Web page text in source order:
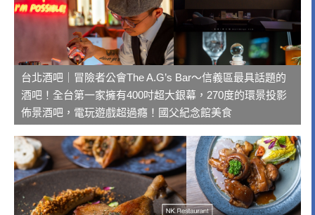
台北酒吧｜冒險者公會The A.G’s Bar～信義區最具話題的
酒吧！全台第一家擁有400吋超大銀幕，270度的環景投影
佈景酒吧，電玩遊戲超過癮！國父紀念館美食